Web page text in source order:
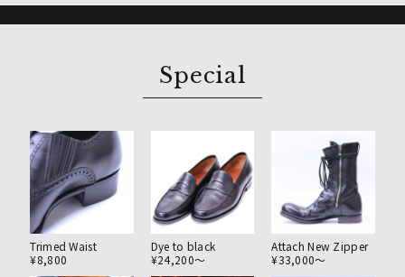
Special
Trimed Waist
¥8,800
Dye to black
¥24,200〜
Attach New Zipper
¥33,000〜